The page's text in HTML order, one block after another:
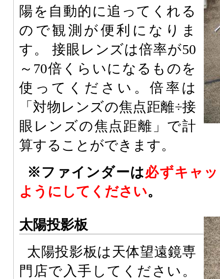
陽を自動的に追ってくれる
ので観測が便利になりま
す。 接眼レンズは倍率が50
～70倍くらいになるものを
使ってください。倍率は
「対物レンズの焦点距離÷接
眼レンズの焦点距離」で計
算することができます。
※ファインダーは必ずキャ
ようにしてください。
太陽投影板
太陽投影板は天体望遠鏡専
門店で入手してください。